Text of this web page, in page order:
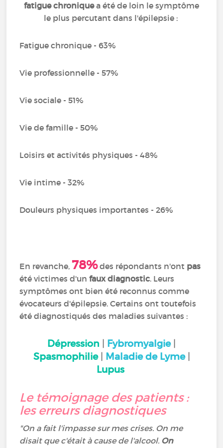
fatigue chroniquea été de loin le symptôme
le plus percutant dans l'épilepsie :
Fatigue chronique - 63%
Vie professionnelle - 57%
Vie sociale - 51%
Vie de famille - 50%
Loisirs et activités physiques - 48%
Vie intime - 32%
Douleurs physiques importantes - 26%
En revanche, 78%des répondants n'ont pas
été victimes d'unfaux diagnostic. Leurs
symptômes ont bien été reconnus comme
évocateurs d'épilepsie. Certains ont toutefois
été diagnostiqués des maladies suivantes :
Dépression Fybromyalgie
Spasmophilie
Maladie de Lyme
Lupus
Le témoignage des patients :
les erreurs diagnostiques
"On a fait l'impasse sur mes crises. On me
disait que c'était à cause de l'alcool. On